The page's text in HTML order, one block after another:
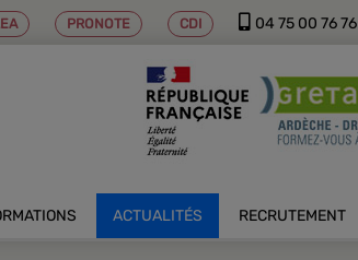
PRONOTE CDI 04 75 00 76 76
ACTUALITÉS RECRUTEMENT